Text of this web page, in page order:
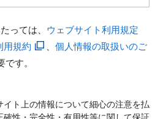
っては、 ウェブサイト利用規定
用規約
個人情報の取扱いのご
す。
ト上の情報について細心の注意を払
確性・完全性・有用性等に関して保証